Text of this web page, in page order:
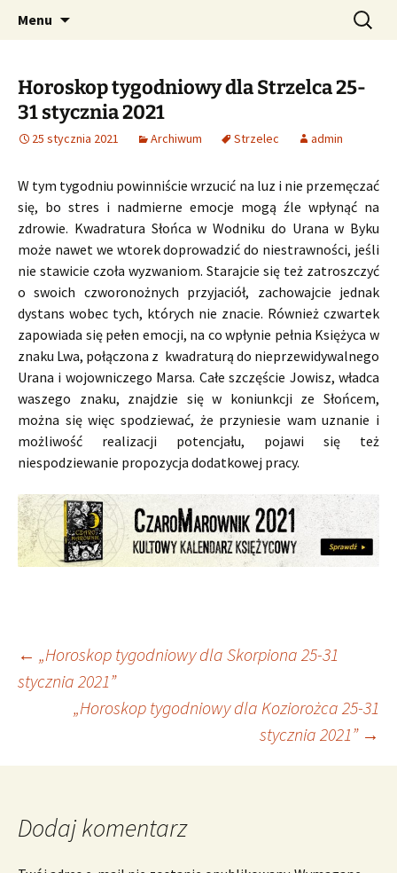
CzaroMarowy horoskop
dzienny, miesięczny i
tygodniowy
Profesjonalne przepowiednie astrologiczne
Menu Szukaj:
Horoskop tygodniowy dla Strzelca 25-
31 stycznia 2021
25 stycznia 2021 Archiwum Strzelec admin
W tym tygodniu powinniście wrzucić na luz i nie przemęczać
się, bo stres i nadmierne emocje mogą źle wpłynąć na
zdrowie. Kwadratura Słońca w Wodniku do Urana w Byku
może nawet we wtorek doprowadzić do niestrawności, jeśli
nie stawicie czoła wyzwaniom. Starajcie się też zatroszczyć
o swoich czworonożnych przyjaciół, zachowajcie jednak
dystans wobec tych, których nie znacie. Również czwartek
zapowiada się pełen emocji, na co wpłynie pełnia Księżyca w
znaku Lwa, połączona z kwadraturą do nieprzewidywalnego
Urana i wojowniczego Marsa. Całe szczęście Jowisz, władca
waszego znaku, znajdzie się w koniunkcji ze Słońcem,
można się więc spodziewać, że przyniesie wam uznanie i
możliwość realizacji potencjału, pojawi się też
niespodziewanie propozycja dodatkowej pracy.
Nawigacja
wpisu
← „Horoskop tygodniowy dla Skorpiona 25-31
stycznia 2021”
„Horoskop tygodniowy dla Koziorożca 25-31
stycznia 2021” →
Dodaj komentarz